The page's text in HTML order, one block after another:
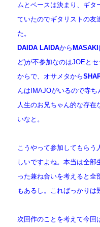
ムとベースは決まり、ギタ
ていたのでギタリストの友
た。
DAIDA LAIDAから MASAKI
ど)が不参加なのはJOEと
からで、オサメタから
んはIMAJOがいるので寺
人生のお兄ちゃん的な存
いなと。
こうやって参加してもら
しいですよね。本当は全
った兼ね合いを考えると
もあるし。こればっかりは
次回作のことを考えて今回